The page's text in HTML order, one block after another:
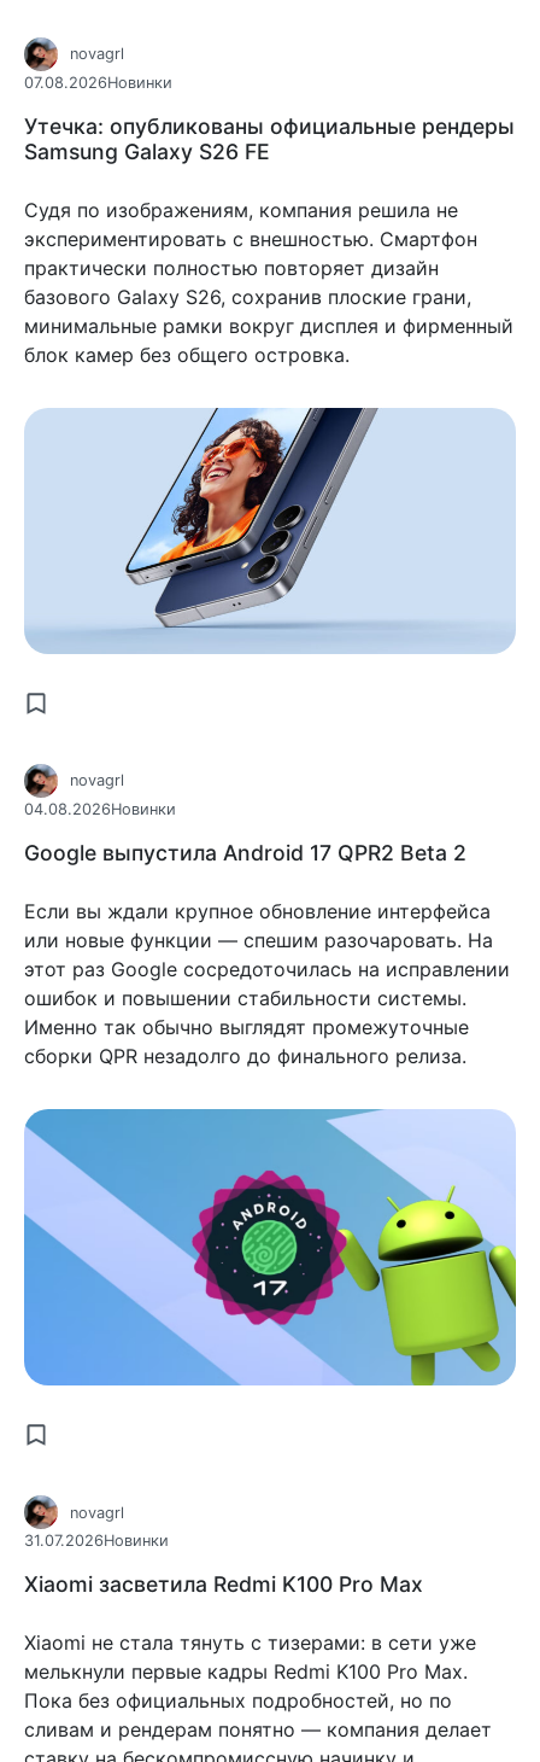
novagrl
07.08.2026Новинки
Утечка: опубликованы официальные рендеры
Samsung Galaxy S26 FE
Судя по изображениям, компания решила не
экспериментировать с внешностью. Смартфон
практически полностью повторяет дизайн
базового Galaxy S26, сохранив плоские грани,
минимальные рамки вокруг дисплея и фирменный
блок камер без общего островка.
novagrl
04.08.2026Новинки
Google выпустила Android 17 QPR2 Beta 2
Если вы ждали крупное обновление интерфейса
или новые функции — спешим разочаровать. На
этот раз Google сосредоточилась на исправлении
ошибок и повышении стабильности системы.
Именно так обычно выглядят промежуточные
сборки QPR незадолго до финального релиза.
novagrl
31.07.2026Новинки
Xiaomi засветила Redmi K100 Pro Max
Xiaomi не стала тянуть с тизерами: в сети уже
мелькнули первые кадры Redmi K100 Pro Max.
Пока без официальных подробностей, но по
сливам и рендерам понятно — компания делает